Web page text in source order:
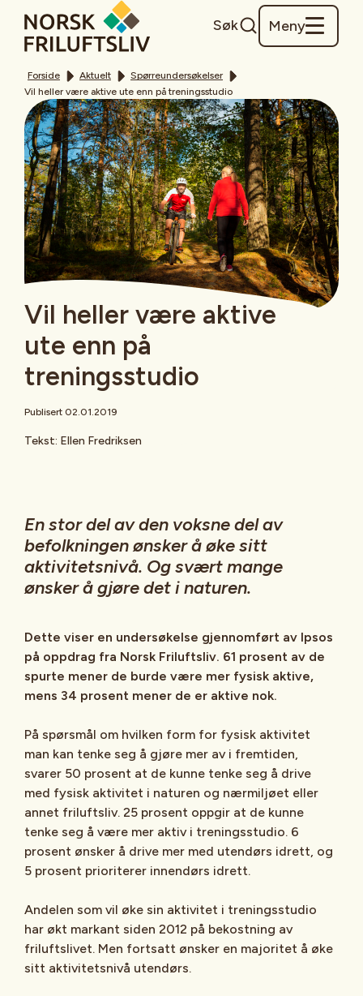
Søk Meny
Forside Aktuelt
Spørreundersøkelser
Vil heller være aktive ute enn på treningsstudio
Vil heller være aktive
ute enn på
treningsstudio
Publisert 02.01.2019
Tekst: Ellen Fredriksen
En stor del av den voksne del av
befolkningen ønsker å øke sitt
aktivitetsnivå. Og svært mange
ønsker å gjøre det i naturen.
Dette viser en undersøkelse gjennomført av Ipsos
på oppdrag fra Norsk Friluftsliv. 61 prosent av de
spurte mener de burde være mer fysisk aktive,
mens 34 prosent mener de er aktive nok.
På spørsmål om hvilken form for fysisk aktivitet
man kan tenke seg å gjøre mer av i fremtiden,
svarer 50 prosent at de kunne tenke seg å drive
med fysisk aktivitet i naturen og nærmiljøet eller
annet friluftsliv. 25 prosent oppgir at de kunne
tenke seg å være mer aktiv i treningsstudio. 6
prosent ønsker å drive mer med utendørs idrett, og
5 prosent prioriterer innendørs idrett.
Andelen som vil øke sin aktivitet i treningsstudio
har økt markant siden 2012 på bekostning av
friluftslivet. Men fortsatt ønsker en majoritet å øke
sitt aktivitetsnivå utendørs.